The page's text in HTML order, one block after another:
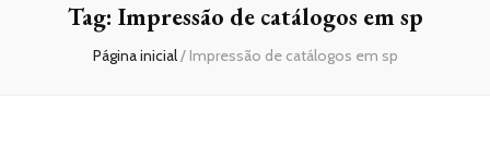
Tag: Impressão de catálogos em sp
Página inicial/ Impressão de catálogos em sp